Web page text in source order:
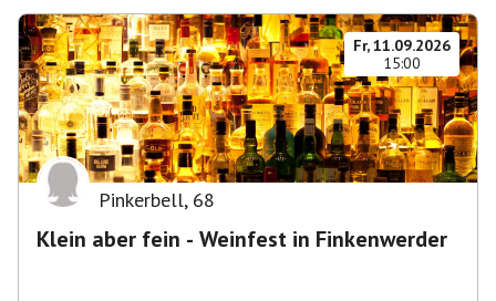
Fr, 11.09.2026
15:00
Pinkerbell, 68
Klein aber fein - Weinfest in Finkenwerder